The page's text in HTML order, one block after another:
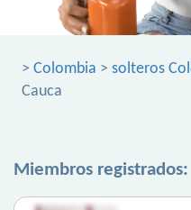
> Colombia > solteros
Cauca
Miembros registrados: